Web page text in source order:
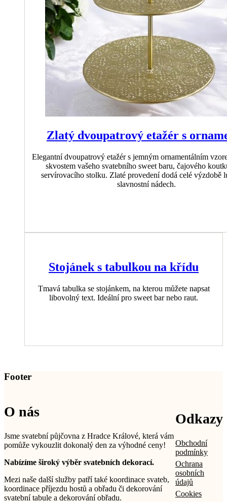
Zlatý dvoupatrový etažér s
Elegantní dvoupatrový etažér s jemným ornamentálním
skvostem vašeho svatebního sweet baru, čajového
servírovacího stolku. Zlaté provedení dodá celé výzdobě
slavnostní nádech.
Stojánek s tabulkou na křídu
Tmavá tabulka se stojánkem, na kterou můžete napsat
libovolný text. Ideální pro sweet bar nebo raut.
Footer
O nás
Jsme svatební půjčovna z Hradce Králové, která vám
pomůže vykouzlit dokonalý den za výhodné ceny!
Nabízíme široký výběr svatebních dekorací.
Mezi naše další služby patří také koordinace svateb,
koordinace příjezdu hostů a obřadu či dekorování
svatební tabule a dekorování obřadu.
Odkazy
Obchodní
podmínky
Ochrana
osobních
údajů
Cookies